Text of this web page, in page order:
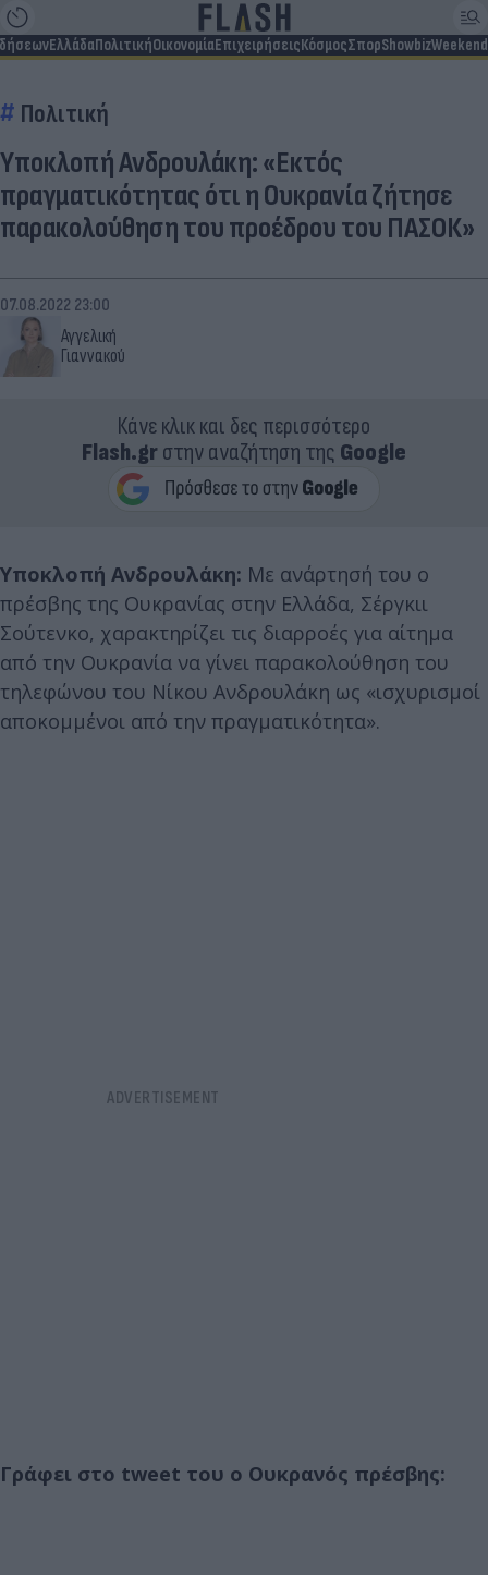
ΕλλάδαΠολιτικήΟικονομίαΕπιχειρήσειςΚόσμοςΣπορShowbizWeekend
Πολιτική
Υποκλοπή Ανδρουλάκη: «Εκτός
πραγματικότητας ότι η Ουκρανία ζήτησε
παρακολούθηση του προέδρου του ΠΑΣΟΚ»
Αγγελική
Γιαννακού
07.08.2022 23:00
Κάνε κλικ και δες περισσότερο
Flash.grστην αναζήτηση της Google
Υποκλοπή Ανδρουλάκη: Με ανάρτησή του ο
πρέσβης της Ουκρανίας στην Ελλάδα, Σέργκιι
Σούτενκο, χαρακτηρίζει τις διαρροές για αίτημα
από την Ουκρανία να γίνει παρακολούθηση του
τηλεφώνου του Νίκου Ανδρουλάκη ως «ισχυρισμοί
αποκομμένοι από την πραγματικότητα».
Γράφει στο tweet του ο Ουκρανός πρέσβης: